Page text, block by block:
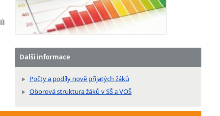
Další informace
Počty a podíly nově přijatých žáků
Oborová struktura žáků v SŠ a VOŠ